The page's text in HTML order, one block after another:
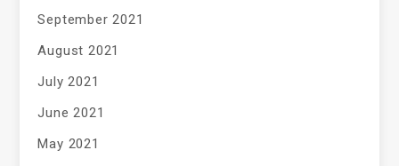
September 2021
August 2021
July 2021
June 2021
May 2021